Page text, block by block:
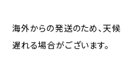
海外からの発送のため、天
遅れる場合がございます。